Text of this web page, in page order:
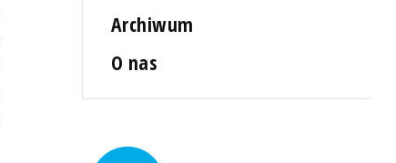
Archiwum
O nas